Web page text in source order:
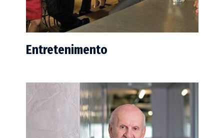
Entretenimento